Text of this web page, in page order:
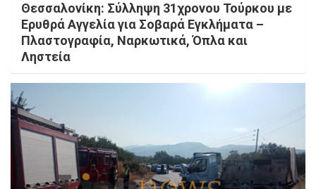
Θεσσαλονίκη: Σύλληψη 31χρονου Τούρκου με
Ερυθρά Αγγελία για Σοβαρά Εγκλήματα –
Πλαστογραφία, Ναρκωτικά, Όπλα και
Ληστεία